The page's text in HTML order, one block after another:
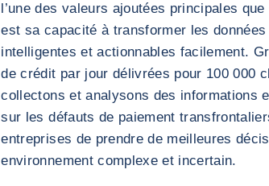
l’une des valeurs ajoutées principales
est sa capacité à transformer les
intelligentes et actionnables facilement.
de crédit par jour délivrées pour 100 000
collectons et analysons des informations
sur les défauts de paiement
entreprises de prendre de meilleures
environnement complexe et incertain.